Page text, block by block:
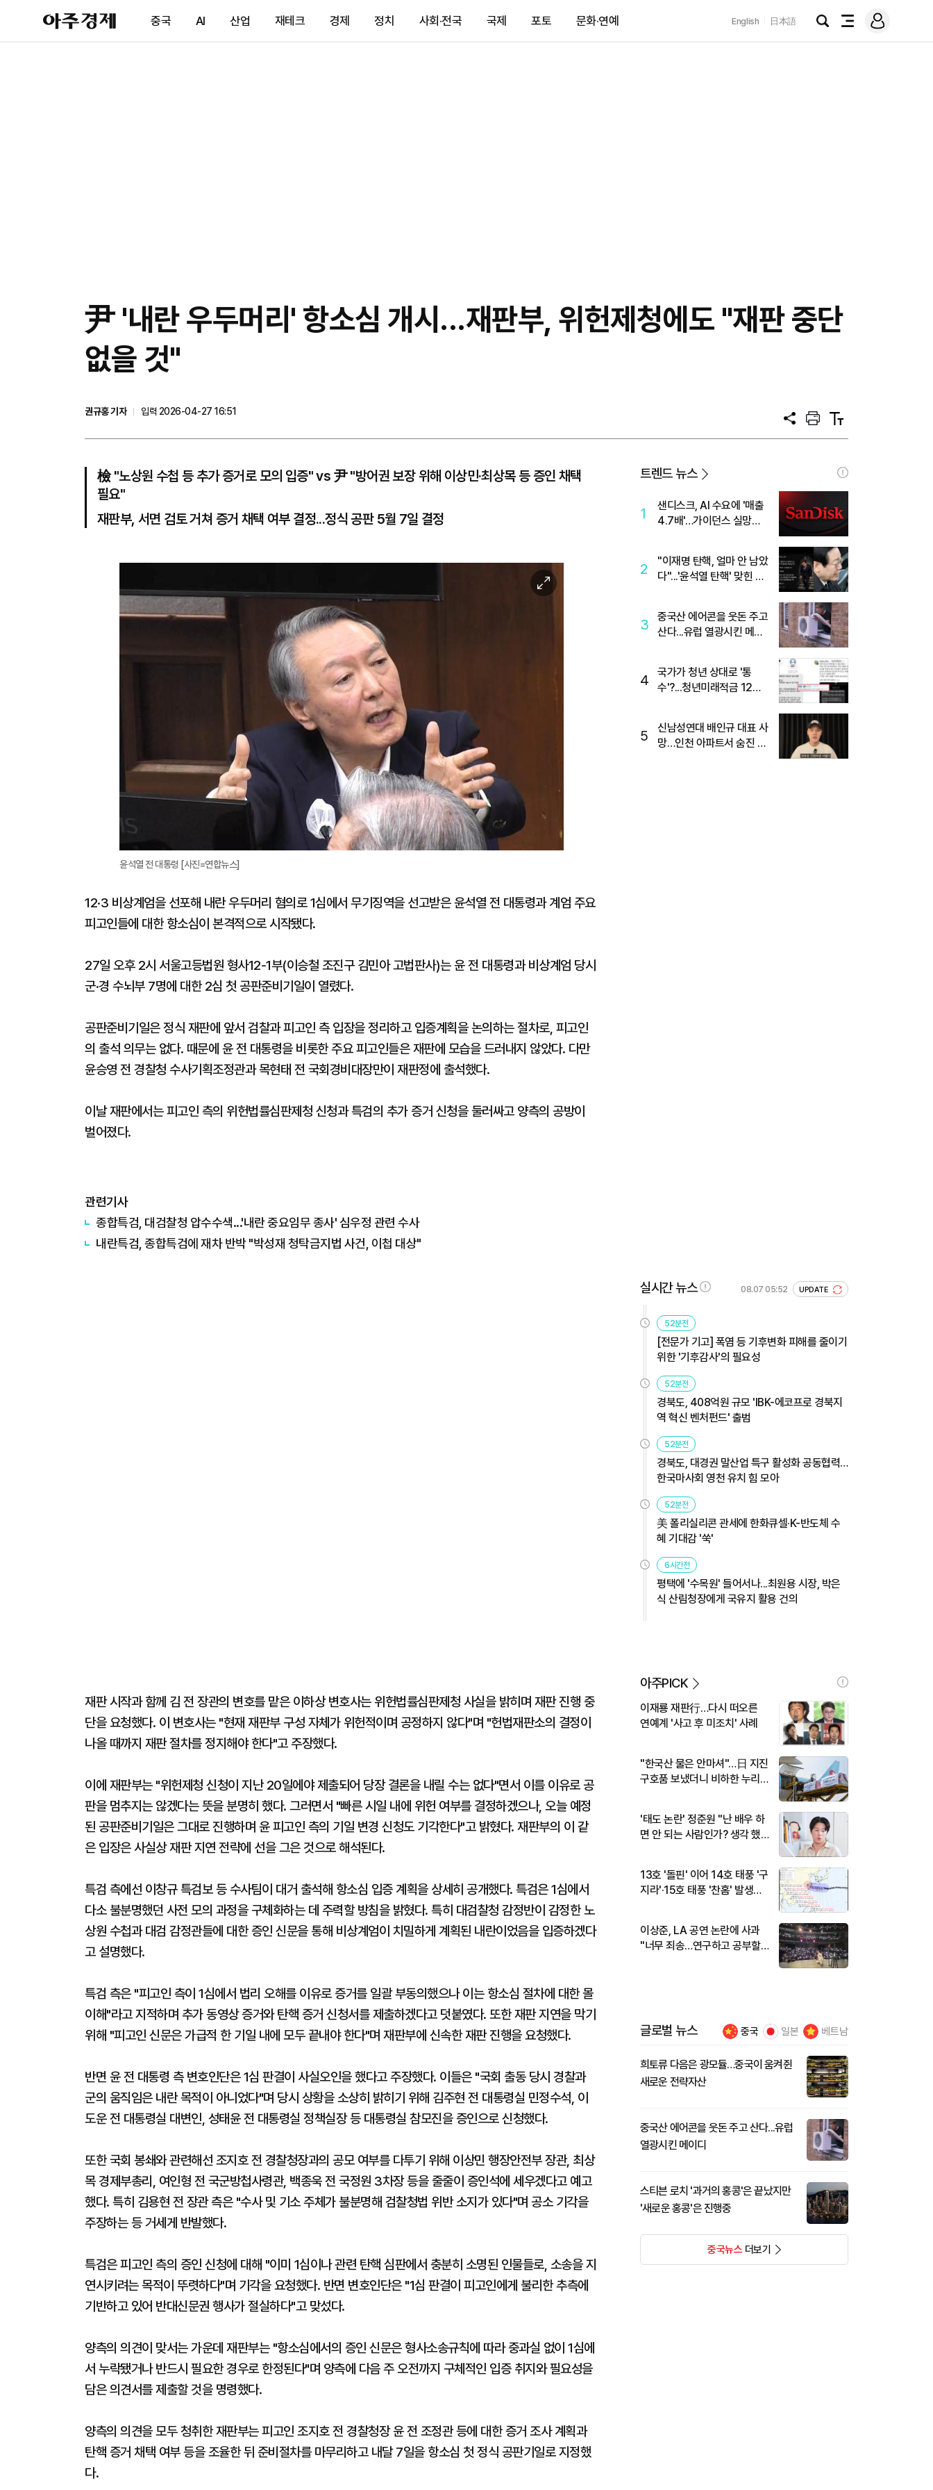
아
주
제
중국 AI 산업 재테크 경제 정치 사회·전국 국제 포토 문화·연예 English 日本語
검
전
메
그
尹 '내란 우두머리' 항소심 개시...재판부, 위헌제청에도 "재판 중단
없을 것"
권규홍 기자
입력 2026-04-27 16:51
공
프
트
텍
트
檢 "노상원 수첩 등 추가 증거로 모의 입증" vs 尹 "방어권 보장 위해 이상민·최상목 등 증인 채택
필요"
재판부, 서면 검토 거쳐 증거 채택 여부 결정...정식 공판 5월 7일 결정
이
미
윤석열 전 대통령 [사진=연합뉴스]
12·3 비상계엄을 선포해 내란 우두머리 혐의로 1심에서 무기징역을 선고받은 윤석열 전 대통령과 계엄 주요
피고인들에 대한 항소심이 본격적으로 시작됐다.
27일 오후 2시 서울고등법원 형사12-1부(이승철 조진구 김민아 고법판사)는 윤 전 대통령과 비상계엄 당시
군·경 수뇌부 7명에 대한 2심 첫 공판준비기일이 열렸다.
공판준비기일은 정식 재판에 앞서 검찰과 피고인 측 입장을 정리하고 입증계획을 논의하는 절차로, 피고인
의 출석 의무는 없다. 때문에 윤 전 대통령을 비롯한 주요 피고인들은 재판에 모습을 드러내지 않았다. 다만
윤승영 전 경찰청 수사기획조정관과 목현태 전 국회경비대장만이 재판정에 출석했다.
이날 재판에서는 피고인 측의 위헌법률심판제청 신청과 특검의 추가 증거 신청을 둘러싸고 양측의 공방이
벌어졌다.
관련기사
종합특검, 대검찰청 압수수색...'내란 중요임무 종사' 심우정 관련 수사
내란특검, 종합특검에 재차 반박 "박성재 청탁금지법 사건, 이첩 대상"
재판 시작과 함께 김 전 장관의 변호를 맡은 이하상 변호사는 위헌법률심판제청 사실을 밝히며 재판 진행 중
단을 요청했다. 이 변호사는 "현재 재판부 구성 자체가 위헌적이며 공정하지 않다"며 "헌법재판소의 결정이
나올 때까지 재판 절차를 정지해야 한다"고 주장했다.
이에 재판부는 "위헌제청 신청이 지난 20일에야 제출되어 당장 결론을 내릴 수는 없다"면서 이를 이유로 공
판을 멈추지는 않겠다는 뜻을 분명히 했다. 그러면서 "빠른 시일 내에 위헌 여부를 결정하겠으나, 오늘 예정
된 공판준비기일은 그대로 진행하며 윤 피고인 측의 기일 변경 신청도 기각한다"고 밝혔다. 재판부의 이 같
은 입장은 사실상 재판 지연 전략에 선을 그은 것으로 해석된다.
특검 측에선 이창규 특검보 등 수사팀이 대거 출석해 항소심 입증 계획을 상세히 공개했다. 특검은 1심에서
다소 불분명했던 사전 모의 과정을 구체화하는 데 주력할 방침을 밝혔다. 특히 대검찰청 감정반이 감정한 노
상원 수첩과 대검 감정관들에 대한 증인 신문을 통해 비상계엄이 치밀하게 계획된 내란이었음을 입증하겠다
고 설명했다.
특검 측은 "피고인 측이 1심에서 법리 오해를 이유로 증거를 일괄 부동의했으나 이는 항소심 절차에 대한 몰
이해"라고 지적하며 추가 동영상 증거와 탄핵 증거 신청서를 제출하겠다고 덧붙였다. 또한 재판 지연을 막기
위해 "피고인 신문은 가급적 한 기일 내에 모두 끝내야 한다"며 재판부에 신속한 재판 진행을 요청했다.
반면 윤 전 대통령 측 변호인단은 1심 판결이 사실오인을 했다고 주장했다. 이들은 "국회 출동 당시 경찰과
군의 움직임은 내란 목적이 아니었다"며 당시 상황을 소상히 밝히기 위해 김주현 전 대통령실 민정수석, 이
도운 전 대통령실 대변인, 성태윤 전 대통령실 정책실장 등 대통령실 참모진을 증인으로 신청했다.
또한 국회 봉쇄와 관련해선 조지호 전 경찰청장과의 공모 여부를 다투기 위해 이상민 행장안전부 장관, 최상
목 경제부총리, 여인형 전 국군방첩사령관, 백종욱 전 국정원 3차장 등을 줄줄이 증인석에 세우겠다고 예고
했다. 특히 김용현 전 장관 측은 "수사 및 기소 주체가 불분명해 검찰청법 위반 소지가 있다"며 공소 기각을
주장하는 등 거세게 반발했다.
특검은 피고인 측의 증인 신청에 대해 "이미 1심이나 관련 탄핵 심판에서 충분히 소명된 인물들로, 소송을 지
연시키려는 목적이 뚜렷하다"며 기각을 요청했다. 반면 변호인단은 "1심 판결이 피고인에게 불리한 추측에
기반하고 있어 반대신문권 행사가 절실하다"고 맞섰다.
양측의 의견이 맞서는 가운데 재판부는 "항소심에서의 증인 신문은 형사소송규칙에 따라 중과실 없이 1심에
서 누락됐거나 반드시 필요한 경우로 한정된다"며 양측에 다음 주 오전까지 구체적인 입증 취지와 필요성을
담은 의견서를 제출할 것을 명령했다.
양측의 의견을 모두 청취한 재판부는 피고인 조지호 전 경찰청장 윤 전 조정관 등에 대한 증거 조사 계획과
탄핵 증거 채택 여부 등을 조율한 뒤 준비절차를 마무리하고 내달 7일을 항소심 첫 정식 공판기일로 지정했
다.
트렌드 뉴스
1
샌디스크, AI 수요에 '매출
4.7배'…가이던스 실망에
2
"이재명 탄핵, 얼마 안 남았
다"...'윤석열 탄핵' 맞힌 무
3
중국산 에어콘을 웃돈 주고
산다...유럽 열광시킨 메이
4
국가가 청년 상대로 '통
수'?...청년미래적금 12%
5
신남성연대 배인규 대표 사
망…인천 아파트서 숨진 채
실시간 뉴스 08.07 05:52 UPDATE
52분전
[전문가 기고] 폭염 등 기후변화 피해를 줄이기
위한 '기후감사'의 필요성
52분전
경북도, 408억원 규모 'IBK-에코프로 경북지
역 혁신 벤처펀드' 출범
52분전
경북도, 대경권 말산업 특구 활성화 공동협력…
한국마사회 영천 유치 힘 모아
52분전
美 폴리실리콘 관세에 한화큐셀·K-반도체 수
혜 기대감 '쑥'
6시간전
평택에 '수목원' 들어서나...최원용 시장, 박은
식 산림청장에게 국유지 활용 건의
아주PICK
이재룡 재판行…다시 떠오른
연예계 '사고 후 미조치' 사례
"한국산 물은 안마셔"…日 지진
구호품 보냈더니 비하한 누리
'태도 논란' 정준원 "난 배우 하
면 안 되는 사람인가? 생각 했
13호 '돌핀' 이어 14호 태풍 '구
지라'·15호 태풍 '찬홈' 발생…
이상준, LA 공연 논란에 사과
"너무 죄송…연구하고 공부할
글로벌 뉴스 중국 일본 베트남
희토류 다음은 광모듈…중국이 움켜쥔
새로운 전략자산
중국산 에어콘을 웃돈 주고 산다...유럽
열광시킨 메이디
스티븐 로치 '과거의 홍콩'은 끝났지만
'새로운 홍콩'은 진행중
중국뉴스더보기